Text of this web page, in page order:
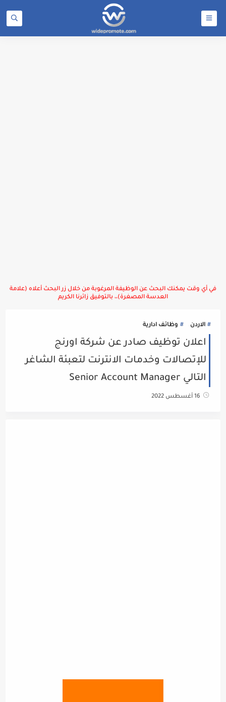
في أي وقت يمكنك البحث عن الوظيفة المرغوبة من خلال زر البحث أعلاه (علامة
العدسة المصغرة)،، بالتوفيق زائرنا الكريم
الاردن وظائف ادارية
اعلان توظيف صادر عن شركة اورنج
للإتصالات وخدمات الانترنت لتعبئة الشاغر
التالي Senior Account Manager
16 أغسطس 2022